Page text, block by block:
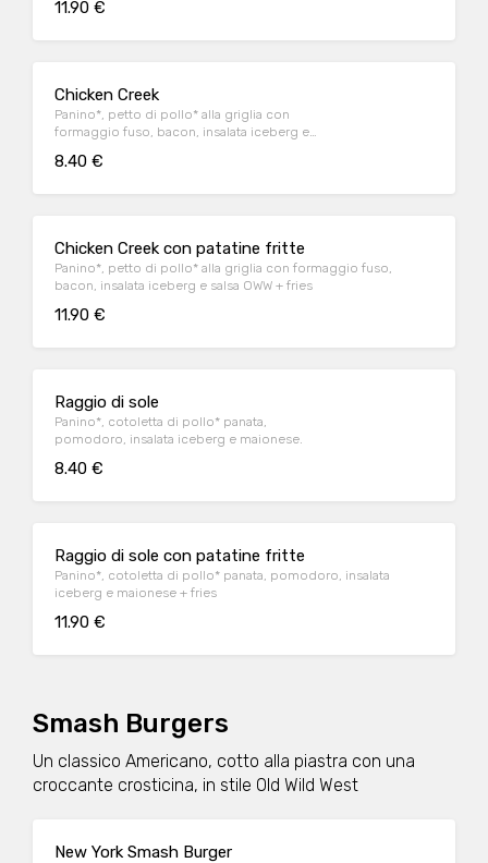
11.90 €
Chicken Creek
Panino*, petto di pollo* alla griglia con
formaggio fuso, bacon, insalata iceberg e
8.40 €
Chicken Creek con patatine fritte
Panino*, petto di pollo* alla griglia con formaggio fuso,
bacon, insalata iceberg e salsa OWW + fries
11.90 €
Raggio di sole
Panino*, cotoletta di pollo* panata,
pomodoro, insalata iceberg e maionese.
8.40 €
Raggio di sole con patatine fritte
Panino*, cotoletta di pollo* panata, pomodoro, insalata
iceberg e maionese + fries
11.90 €
Smash Burgers
Un classico Americano, cotto alla piastra con una
croccante crosticina, in stile Old Wild West
New York Smash Burger